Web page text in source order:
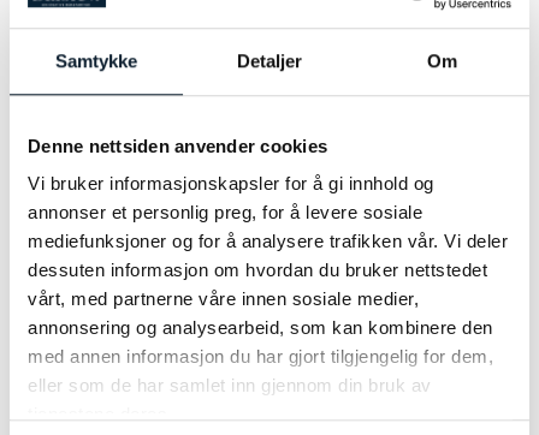
Samtykke Detaljer Om
Denne nettsiden anvender cookies
Vi bruker informasjonskapsler for å gi innhold og
annonser et personlig preg, for å levere sosiale
mediefunksjoner og for å analysere trafikken vår. Vi deler
dessuten informasjon om hvordan du bruker nettstedet
vårt, med partnerne våre innen sosiale medier,
annonsering og analysearbeid, som kan kombinere den
med annen informasjon du har gjort tilgjengelig for dem,
eller som de har samlet inn gjennom din bruk av
gammelt ord, og det merker de fleste som besøker
byen. Overalt finnes det spor av fortiden, samtidig
som dagens Roma pulserer av kultur, mennesker
Det historiske sentrum i Roma er fullt av liv og
stemning. Mange kjenner byen for de store
severdighetene og de lange køene foran
monumentene, men Roma har også en roligere
side. I de smale gatene finner man små atelierer
hvor lokale kunstnere arbeider med malerier
inspirert av byens varme farger og klassiske
arkitektur. Samtidig høres toner fra gatekunstnere
som spiller fiolin, gitar eller italienske
kjærlighetssanger på små piazzaer.
LES MER